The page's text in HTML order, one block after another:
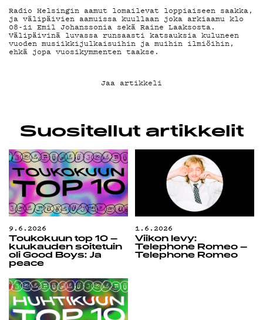
Radio Helsingin aamut lomailevat loppiaiseen saakka,
ja välipäivien aamuissa kuullaan joka arkiaamu klo
08-11 Emil Johanssonia sekä Raine Laaksosta.
Välipäivinä luvassa runsaasti katsauksia kuluneen
vuoden musiikkijulkaisuihin ja muihin ilmiöihin,
ehkä jopa vuosikymmenten taakse.
Jaa artikkeli
Suositellut artikkelit
9.6.2026
Toukokuun top 10 –
kuukauden soitetuin
oli Good Boys: Ja
peace
1.6.2026
Viikon levy:
Telephone Romeo –
Telephone Romeo